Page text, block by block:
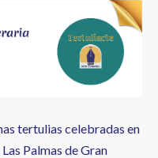
tertulias celebradas en
Palmas de Gran